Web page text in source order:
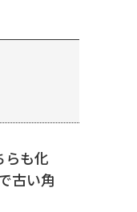
らも化
古い角